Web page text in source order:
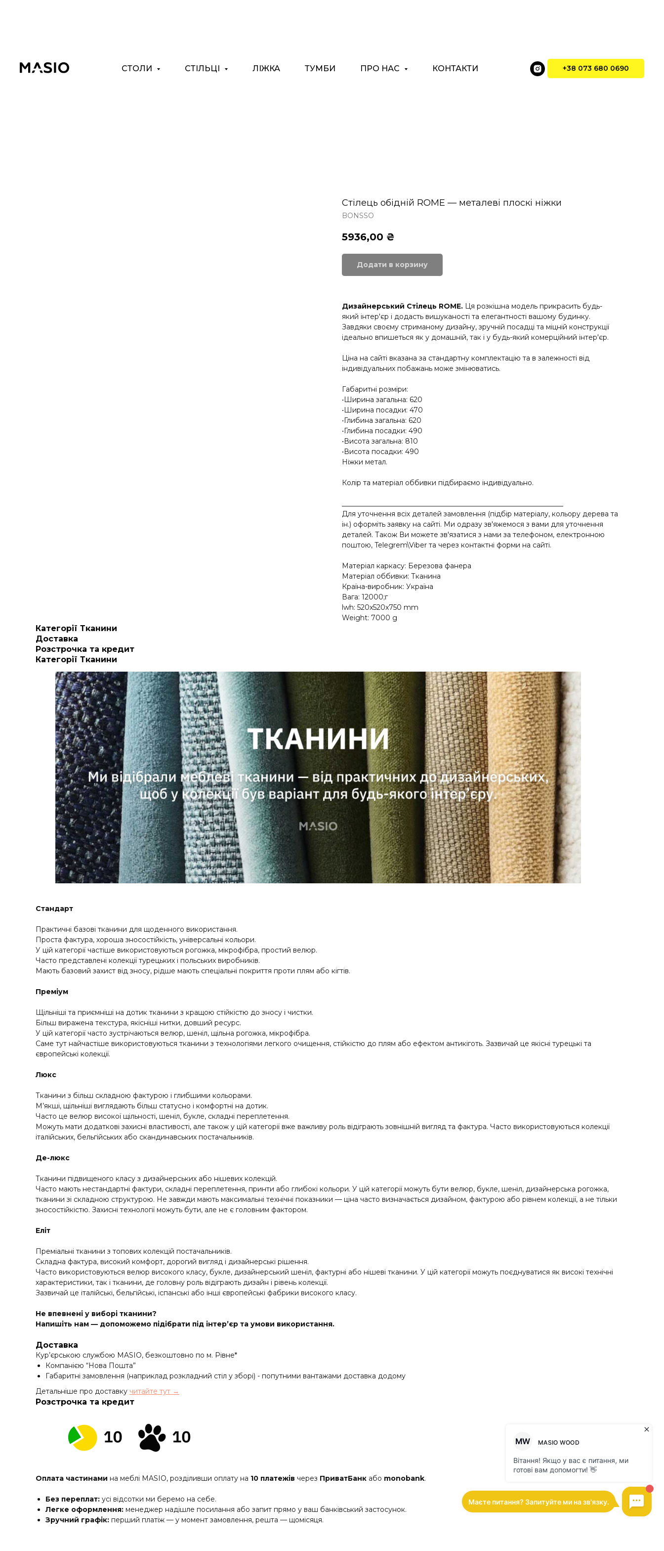
СТОЛИ СТІЛЬЦІ ЛІЖКА ТУМБИ ПРО НАС КОНТАКТИ +38 073 680 0690
Стілець обідній ROME — металеві плоскі ніжки
BONSSO
5936,00 ₴
Додати в корзину
Дизайнерський Стілець ROME. Ця розкішна модель прикрасить будь-
який інтер'єр і додасть вишуканості та елегантності вашому будинку.
Завдяки своєму стриманому дизайну, зручній посадці та міцній конструкції
ідеально впишеться як у домашній, так і у будь-який комерційний інтер'єр.
Ціна на сайті вказана за стандартну комплектацію та в залежності від
індивідуальних побажань може змінюватись.
Габаритні розміри:
•Ширина загальна: 620
•Ширина посадки: 470
•Глибина загальна: 620
•Глибина посадки: 490
•Висота загальна: 810
•Висота посадки: 490
Ніжки метал.
Колір та матеріал оббивки підбираємо індивідуально.
Для уточнення всіх деталей замовлення (підбір матеріалу, кольору дерева та
ін.) оформіть заявку на сайті. Ми одразу зв'яжемося з вами для уточнення
деталей. Також Ви можете зв'язатися з нами за телефоном, електронною
поштою, Telegrem\Viber та через контактні форми на сайті.
Матеріал каркасу: Березова фанера
Матеріал оббивки: Тканина
Країна-виробник: Україна
Вага: 12000;г
lwh: 520x520x750 mm
Weight: 7000 g
Категорії Тканини
Доставка
Розстрочка та кредит
Категорії Тканини
Стандарт
Практичні базові тканини для щоденного використання.
Проста фактура, хороша зносостійкість, універсальні кольори.
У цій категорії частіше використовуються рогожка, мікрофібра, простий велюр.
Часто представлені колекції турецьких і польських виробників.
Мають базовий захист від зносу, рідше мають спеціальні покриття проти плям або кігтів.
Преміум
Щільніші та приємніші на дотик тканини з кращою стійкістю до зносу і чистки.
Більш виражена текстура, якісніші нитки, довший ресурс.
У цій категорії часто зустрічаються велюр, шеніл, щільна рогожка, мікрофібра.
Саме тут найчастіше використовуються тканини з технологіями легкого очищення, стійкістю до плям або ефектом антикіготь. Зазвичай це якісні турецькі та
європейські колекції.
Люкс
Тканини з більш складною фактурою і глибшими кольорами.
М’якші, щільніші виглядають більш статусно і комфортні на дотик.
Часто це велюр високої щільності, шеніл, букле, складні переплетення.
Можуть мати додаткові захисні властивості, але також у цій категорії вже важливу роль відіграють зовнішній вигляд та фактура. Часто використовуються колекції
італійських, бельгійських або скандинавських постачальників.
Де-люкс
Тканини підвищеного класу з дизайнерських або нішевих колекцій.
Часто мають нестандартні фактури, складні переплетення, принти або глибокі кольори. У цій категорії можуть бути велюр, букле, шеніл, дизайнерська рогожка,
тканини зі складною структурою. Не завжди мають максимальні технічні показники — ціна часто визначається дизайном, фактурою або рівнем колекції, а не тільки
зносостійкістю. Захисні технології можуть бути, але не є головним фактором.
Еліт
Преміальні тканини з топових колекцій постачальників.
Складна фактура, високий комфорт, дорогий вигляд і дизайнерські рішення.
Часто використовуються велюр високого класу, букле, дизайнерський шеніл, фактурні або нішеві тканини. У цій категорії можуть поєднуватися як високі технічні
характеристики, так і тканини, де головну роль відіграють дизайн і рівень колекції.
Зазвичай це італійські, бельгійські, іспанські або інші європейські фабрики високого класу.
Не впевнені у виборі тканини?
Напишіть нам — допоможемо підібрати під інтер’єр та умови використання.
Доставка
Кур’єрською службою MASIO, безкоштовно по м. Рівне*
Компанією “Нова Пошта”
Габаритні замовлення (наприклад розкладний стіл у зборі) - попутними вантажами доставка додому
Детальніше про доставку читайте тут →
Розстрочка та кредит
Оплата частинами на меблі MASIO, розділивши оплату на 10 платежів через ПриватБанк або monobank.
Без переплат: усі відсотки ми беремо на себе.
Легке оформлення: менеджер надішле посилання або запит прямо у ваш банківський застосунок.
Зручний графік: перший платіж — у момент замовлення, решта — щомісяця.